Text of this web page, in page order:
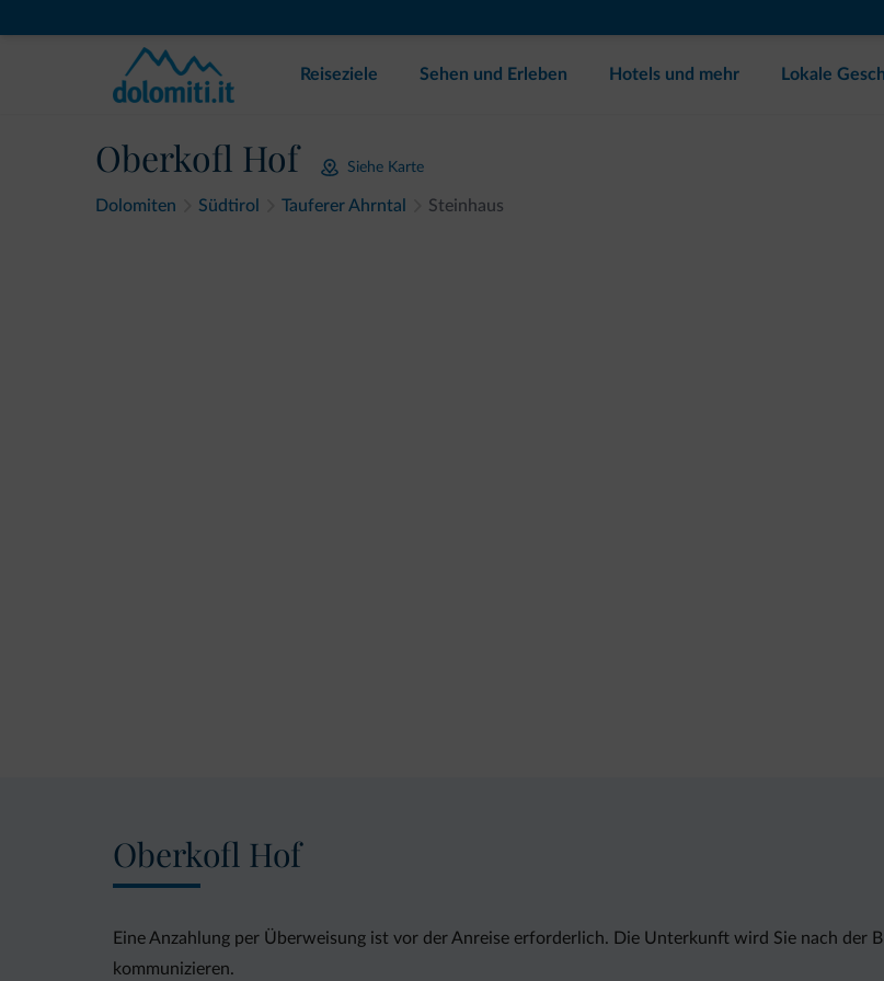
Reiseziele Sehen und Erleben Hotels und mehr Lokale
Oberkofl Hof Siehe Karte
Dolomiten Südtirol Tauferer Ahrntal Steinhaus
Oberkofl Hof
Eine Anzahlung per Überweisung ist vor der Anreise erforderlich. Die Unterkunft wird Sie nach der
kommunizieren.